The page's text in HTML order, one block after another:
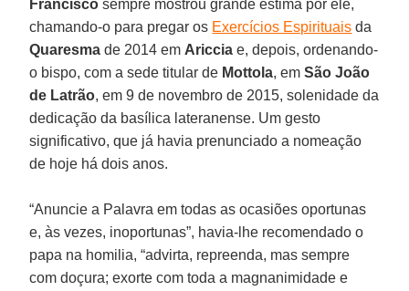
Francisco sempre mostrou grande estima por ele,
chamando-o para pregar os Exercícios Espirituais da
Quaresma de 2014 em Ariccia e, depois, ordenando-
o bispo, com a sede titular de Mottola, emSão João
de Latrão, em 9 de novembro de 2015, solenidade da
dedicação da basílica lateranense. Um gesto
significativo, que já havia prenunciado a nomeação
de hoje há dois anos.
“Anuncie a Palavra em todas as ocasiões oportunas
e, às vezes, inoportunas”, havia-lhe recomendado o
papa na homilia, “advirta, repreenda, mas sempre
com doçura; exorte com toda a magnanimidade e